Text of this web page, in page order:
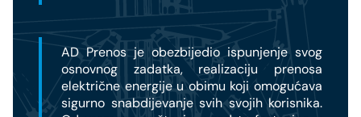
AD Prenos je obezbijedio ispunjenje svog
osnovnog zadatka, realizaciju prenosa
električne energije u obimu koji omogućava
sigurno snabdijevanje svih svojih korisnika.